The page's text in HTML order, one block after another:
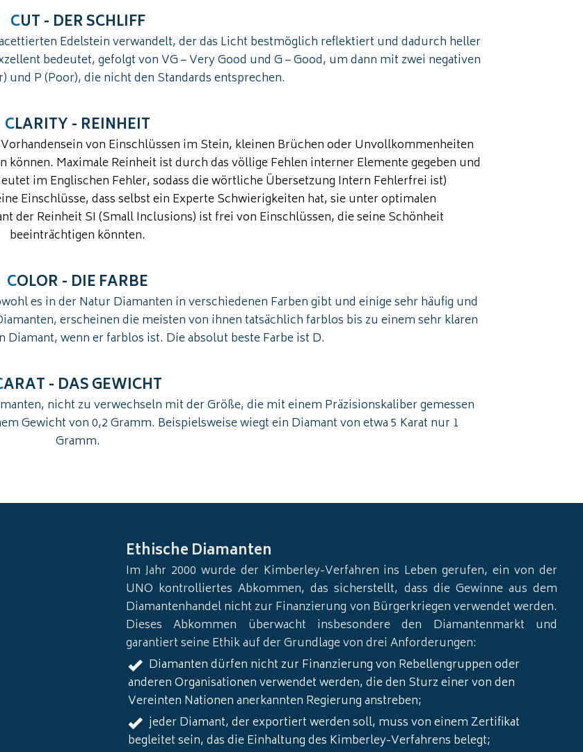
CUT - DER SCHLIFF
Edelstein verwandelt, der das Licht bestmöglich reflektiert und dadurch heller
bedeutet, gefolgt von VG – Very Good und G – Good, um dann mit zwei negativen
und P (Poor), die nicht den Standards entsprechen.
CLARITY - REINHEIT
von Einschlüssen im Stein, kleinen Brüchen oder Unvollkommenheiten
Maximale Reinheit ist durch das völlige Fehlen interner Elemente gegeben und
im Englischen Fehler, sodass die wörtliche Übersetzung Intern Fehlerfrei ist)
Einschlüsse, dass selbst ein Experte Schwierigkeiten hat, sie unter optimalen
der Reinheit SI (Small Inclusions) ist frei von Einschlüssen, die seine Schönheit
beeinträchtigen könnten.
COLOR - DIE FARBE
es in der Natur Diamanten in verschiedenen Farben gibt und einige sehr häufig und
erscheinen die meisten von ihnen tatsächlich farblos bis zu einem sehr klaren
Diamant, wenn er farblos ist. Die absolut beste Farbe ist D.
ARAT - DAS GEWICHT
nicht zu verwechseln mit der Größe, die mit einem Präzisionskaliber gemessen
Gewicht von 0,2 Gramm. Beispielsweise wiegt ein Diamant von etwa 5 Karat nur 1
Gramm.
Ethische Diamanten
Im Jahr 2000 wurde der Kimberley-Verfahren ins Leben gerufen, ein von der
UNO kontrolliertes Abkommen, das sicherstellt, dass die Gewinne aus dem
Diamantenhandel nicht zur Finanzierung von Bürgerkriegen verwendet werden.
Dieses Abkommen überwacht insbesondere den Diamantenmarkt und
garantiert seine Ethik auf der Grundlage von drei Anforderungen:
Diamanten dürfen nicht zur Finanzierung von Rebellengruppen oder
anderen Organisationen verwendet werden, die den Sturz einer von den
Vereinten Nationen anerkannten Regierung anstreben;
jeder Diamant, der exportiert werden soll, muss von einem Zertifikat
begleitet sein, das die Einhaltung des Kimberley-Verfahrens belegt;